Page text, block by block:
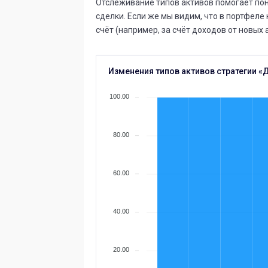
Отслеживание типов активов помогает
сделки. Если же мы видим, что в портфеле
счёт (например, за счёт доходов от
Изменения типов активов стратегии
100.00
80.00
60.00
40.00
20.00